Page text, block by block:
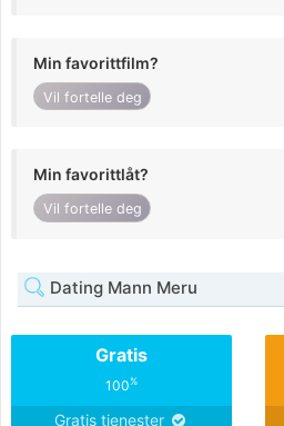
Min favorittfilm?
Vil fortelle deg
Min favorittlåt?
Vil fortelle deg
Dating Mann Meru
Gratis
100%
Gratis tjenester